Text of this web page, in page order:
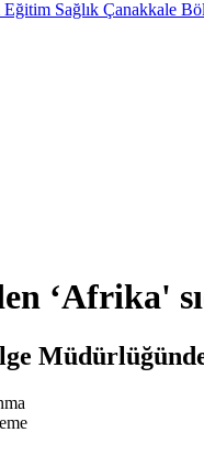
Eğitim Sağlık Çanakkale
‘Afrika'